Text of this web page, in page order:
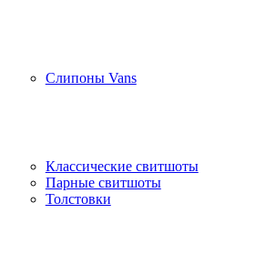
Слипоны Vans
Классические свитшоты
Парные свитшоты
Толстовки